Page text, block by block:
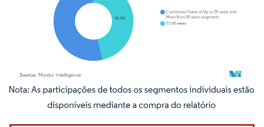
Imagem © Mordor Intelligence. O reuso requer atribuição conforme CC BY 4.0.